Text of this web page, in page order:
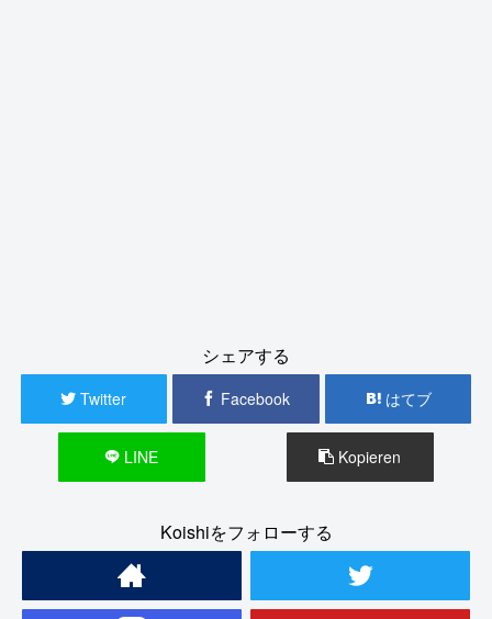
シェアする
Twitter Facebook はてブ
LINE Kopieren
Koishiをフォローする